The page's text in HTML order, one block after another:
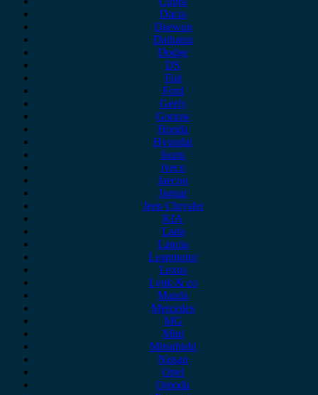
Dacia
Daewoo
Daihatsu
Dodge
DS
Fiat
Ford
Geely
Gonow
Honda
Hyundai
Isuzu
iveco
Jaecoo
Jaguar
Jeep Chrysler
KIA
Lada
Lancia
Leapmotor
Lexus
Lynk & co
Mazda
Mercedes
MG
Mini
Mitsubishi
Nissan
Opel
Omoda